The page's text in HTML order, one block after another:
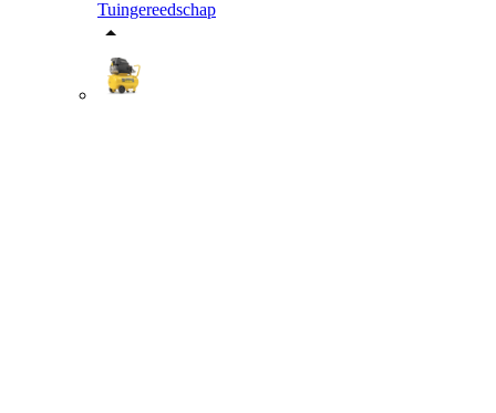
Tuingereedschap